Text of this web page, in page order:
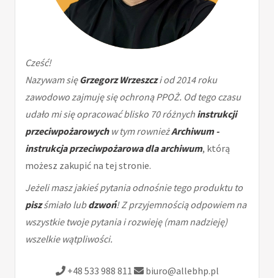
Cześć!
Nazywam sięGrzegorz Wrzeszczi od 2014 roku
zawodowo zajmuję się ochroną PPOŻ. Od tego czasu
udało mi się opracować blisko 70 różnych instrukcji
przeciwpożarowychw tym rownieżArchiwum -
instrukcja przeciwpożarowa dla archiwum, którą
możesz zakupić na tej stronie.
Jeżeli masz jakieś pytania odnośnie tego produktu to
piszśmiało lubdzwoń! Z przyjemnością odpowiem na
wszystkie twoje pytania i rozwieję (mam nadzieję)
wszelkie wątpliwości.
+48 533 988 811 biuro@allebhp.pl